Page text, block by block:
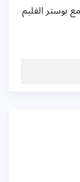
بوستر الفليم